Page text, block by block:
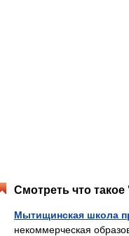
Смотреть что
Мытищинская школа
некоммерческая